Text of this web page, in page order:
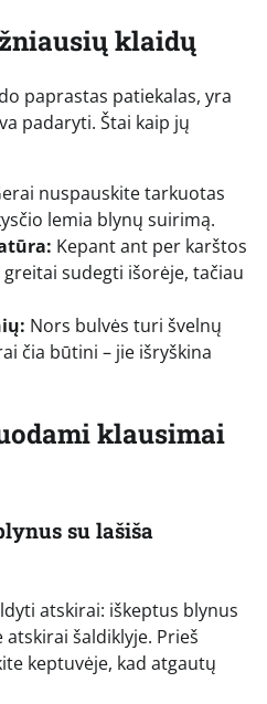
klaidų
paprastas patiekalas, yra
padaryti. Štai kaip jų
nuspauskite tarkuotas
lemia blynų suirimą.
Kepant ant per karštos
sudegti išorėje, tačiau
Nors bulvės turi švelnų
čia būtini – jie išryškina
klausimai
su lašiša
atskirai: iškeptus blynus
šaldiklyje. Prieš
keptuvėje, kad atgautų